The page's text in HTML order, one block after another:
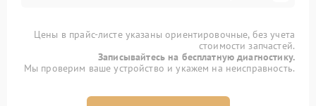
Цены в прайс-листе указаны ориентировочные, без учета
стоимости запчастей.
Записывайтесь на бесплатную диагностику.
Мы проверим ваше устройство и укажем на неисправность.